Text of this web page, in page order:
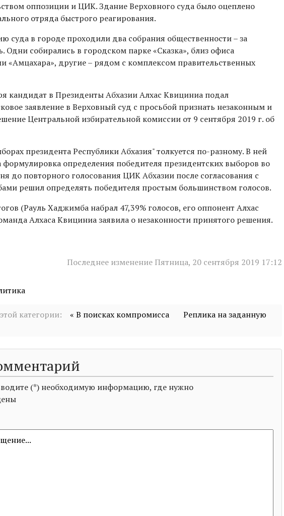
оппозиции и ЦИК. Здание Верховного суда было оцеплено
отряда быстрого реагирования.
суда в городе проходили два собрания общественности – за
Одни собирались в городском парке «Сказка», близ офиса
«Амцахара», другие – рядом с комплексом правительственных
кандидат в Президенты Абхазии Алхас Квициниа подал
заявление в Верховный суд с просьбой признать незаконным и
Центральной избирательной комиссии от 9 сентября 2019 г. об
президента Республики Абхазия" толкуется по-разному. В ней
формулировка определения победителя президентских выборов во
до повторного голосования ЦИК Абхазии после согласования с
решил определять победителя простым большинством голосов.
(Рауль Хаджимба набрал 47,39% голосов, его оппонент Алхас
Алхаса Квициниа заявила о незаконности принятого решения.
Последнее изменение Пятница, 20 сентября 2019 17:12
категории: « В поисках компромисса
Реплика на заданную
(*) необходимую информацию, где нужно